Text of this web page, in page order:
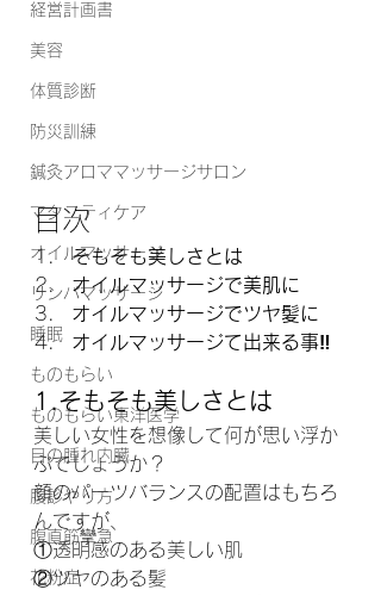
経営計画書
美容
体質診断
防災訓練
鍼灸アロママッサージサロン
マタニティケア
オイルマッサージ
リンパマッサージ
睡眠
ものもらい
ものもらい東洋医学
目の腫れ内臓
腹診やり方
腹直筋攣急
花粉症
目次
そもそも美しさとは
オイルマッサージで美肌に
オイルマッサージでツヤ髪に
オイルマッサージて出来る事‼️
1.そもそも美しさとは
美しい女性を想像して何が思い浮か
ぶでしょうか？
顔のパーツバランスの配置はもちろ
んですが、
①透明感のある美しい肌
②ツヤのある髪